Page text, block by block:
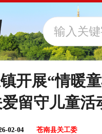
开展“情暖
留守儿童活
02-04 苍南县关工委